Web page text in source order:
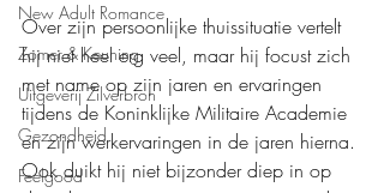
New Adult Romance
Zomer & Keuning
Uitgeverij Zilverbron
Gezondheid
Feelgood
Over zijn persoonlijke thuissituatie vertelt
hij niet heel erg veel, maar hij focust zich
met name op zijn jaren en ervaringen
tijdens de Koninklijke Militaire Academie
en zijn werkervaringen in de jaren hierna.
Ook duikt hij niet bijzonder diep in op